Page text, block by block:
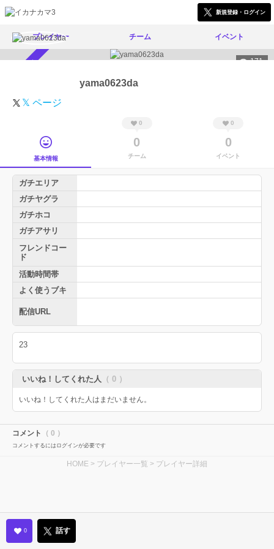
新規登録・ログイン
プレイヤー チーム イベント
171
yama0623da
𝕏 ページ
基本情報
0
0
チーム
0
0
イベント
ガチエリア
ガチヤグラ
ガチホコ
ガチアサリ
フレンドコー
ド
活動時間帯
よく使うブキ
配信URL
23
いいね！してくれた人 （ 0 ）
いいね！してくれた人はまだいません。
コメント （ 0 ）
コメントするにはログインが必要です
HOME > プレイヤー一覧 > プレイヤー詳細
0 話す